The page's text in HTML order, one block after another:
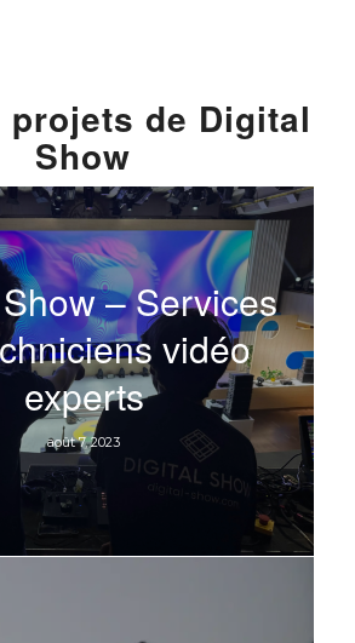
projets de Digital
Show
– Services
vidéo
experts
août 7, 2023